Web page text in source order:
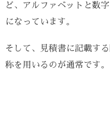
ど、アルファベットと数
になっています。
そして、見積書に記載す
称を用いるのが通常です。